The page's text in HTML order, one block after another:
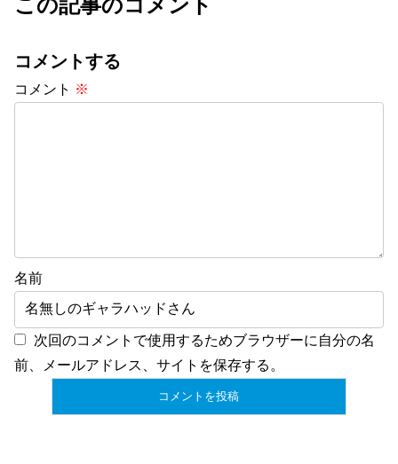
この記事のコメント
コメントする
コメント ※
名前
次回のコメントで使用するためブラウザーに自分の名
前、メールアドレス、サイトを保存する。